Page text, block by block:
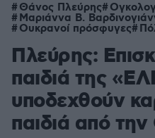
Θάνος Πλεύρης
Μαριάννα Β.
Ουκρανοί πρόσφυγες
Πλεύρης:
παιδιά της
υποδεχθούν
παιδιά από